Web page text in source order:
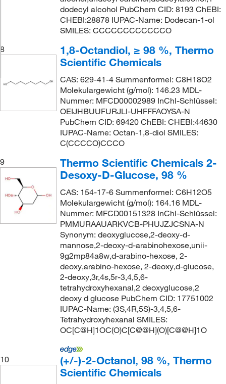
dodecyl alcohol PubChem CID: 8193 ChEBI:
CHEBI:28878 IUPAC-Name: Dodecan-1-ol
SMILES: CCCCCCCCCCCCO
8
1,8-Octandiol, ≥ 98 %, Thermo
Scientific Chemicals
CAS: 629-41-4 Summenformel: C8H18O2
Molekulargewicht (g/mol): 146.23 MDL-
Nummer: MFCD00002989 InChI-Schlüssel:
OEIJHBUUFURJLI-UHFFFAOYSA-N
PubChem CID: 69420 ChEBI: CHEBI:44630
IUPAC-Name: Octan-1,8-diol SMILES:
C(CCCCO)CCCO
9
Thermo Scientific Chemicals 2-
Desoxy-D-Glucose, 98 %
CAS: 154-17-6 Summenformel: C6H12O5
Molekulargewicht (g/mol): 164.16 MDL-
Nummer: MFCD00151328 InChI-Schlüssel:
PMMURAAUARKVCB-PHUJZJCSNA-N
Synonym: deoxyglucose,2-deoxy-d-
mannose,2-deoxy-d-arabinohexose,unii-
9g2mp84a8w,d-arabino-hexose, 2-
deoxy,arabino-hexose, 2-deoxy,d-glucose,
2-deoxy,3r,4s,5r-3,4,5,6-
tetrahydroxyhexanal,2 deoxyglucose,2
deoxy d glucose PubChem CID: 17751002
IUPAC-Name: (3S,4R,5S)-3,4,5,6-
Tetrahydroxyhexanal SMILES:
OC[C@H]1OC(O)C[C@@H](O)[C@@H]1O
10
(+/-)-2-Octanol, 98 %, Thermo
Scientific Chemicals